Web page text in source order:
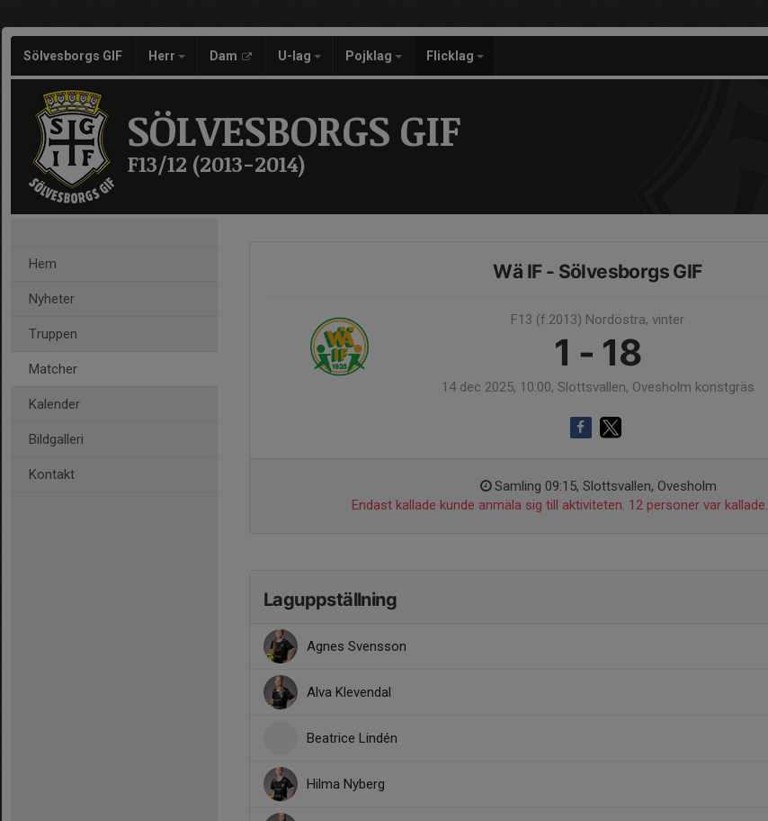
Sölvesborgs GIF Herr Dam U-lag Pojklag Flicklag
SÖLVESBORGS GIF
F13/12 (2013-2014)
Hem
Nyheter
Truppen
Matcher
Kalender
Bildgalleri
Kontakt
Wä IF - Sölvesborgs GIF
F13 (f.2013) Nordöstra, vinter
1 - 18
14 dec 2025, 10:00, Slottsvallen, Ovesholm konstgräs
Samling 09:15, Slottsvallen, Ovesholm
Endast kallade kunde anmäla sig till aktiviteten. 12 personer var kallade.
Laguppställning
Agnes Svensson
Alva Klevendal
Beatrice Lindén
Hilma Nyberg